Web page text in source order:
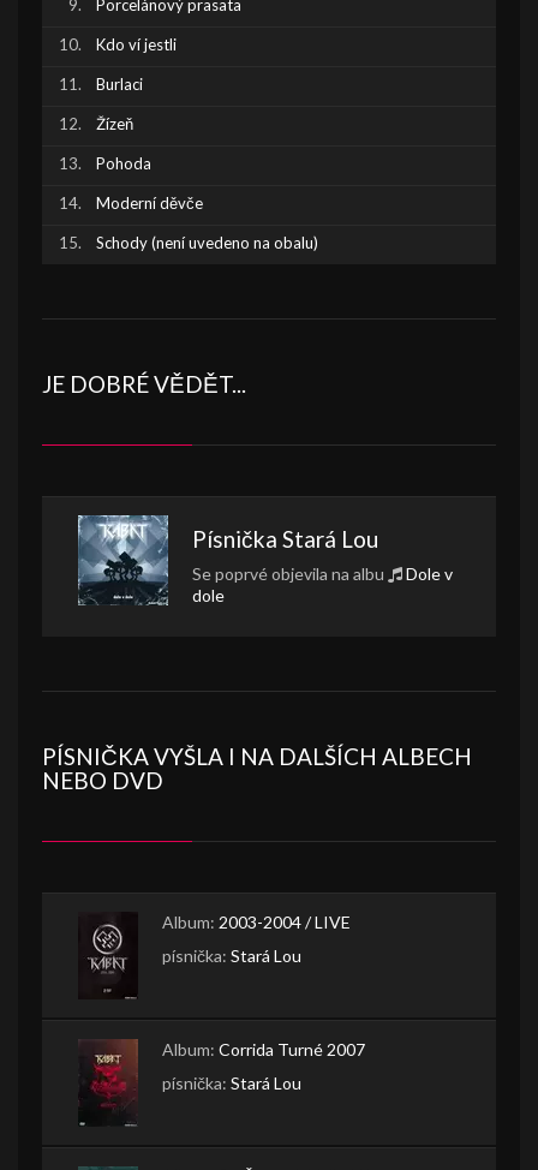
Porcelánový prasata
Kdo ví jestli
Burlaci
Žízeň
Pohoda
Moderní děvče
Schody (není uvedeno na obalu)
JE DOBRÉ VĚDĚT...
Písnička Stará Lou
Se poprvé objevila na albu
Dole v
dole
PÍSNIČKA VYŠLA I NA DALŠÍCH ALBECH
NEBO DVD
Album: 2003-2004 / LIVE
písnička: Stará Lou
Album: Corrida Turné 2007
písnička: Stará Lou